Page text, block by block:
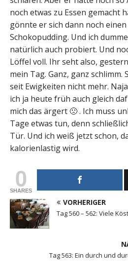
noch etwas zu Essen gemacht
gönnte er sich dann noch
Schokopudding. Und ich
natürlich auch probiert. Und
Löffel voll. Ihr seht also,
mein Tag. Ganz, ganz schlimm.
seit Ewigkeiten nicht mehr.
ich ja heute früh auch gleich
mich das ärgert 🙁 . Ich muss
Tage etwas tun, denn
Tür. Und ich weiß jetzt schon,
kalorienlastig wird.
0
SHARES
VORHERIGER
Tag 560 – 562: Viele
Tag 563: Ein durch und